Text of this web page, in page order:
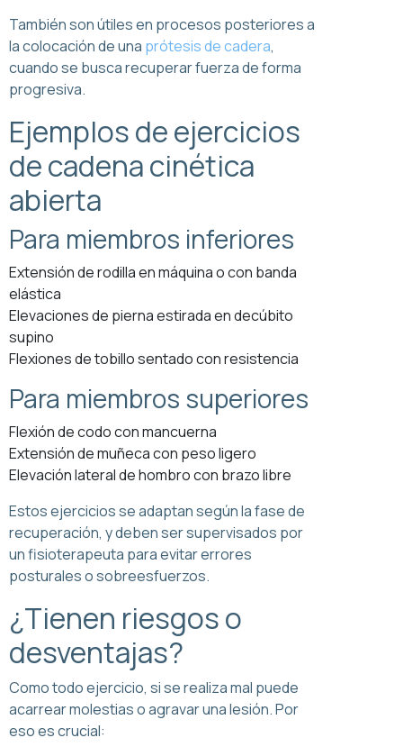
También son útiles en procesos posteriores a
la colocación de una prótesis de cadera,
cuando se busca recuperar fuerza de forma
progresiva.
Ejemplos de ejercicios
de cadena cinética
abierta
Para miembros inferiores
Extensión de rodilla en máquina o con banda
elástica
Elevaciones de pierna estirada en decúbito
supino
Flexiones de tobillo sentado con resistencia
Para miembros superiores
Flexión de codo con mancuerna
Extensión de muñeca con peso ligero
Elevación lateral de hombro con brazo libre
Estos ejercicios se adaptan según la fase de
recuperación, y deben ser supervisados por
un fisioterapeuta para evitar errores
posturales o sobreesfuerzos.
¿Tienen riesgos o
desventajas?
Como todo ejercicio, si se realiza mal puede
acarrear molestias o agravar una lesión. Por
eso es crucial: